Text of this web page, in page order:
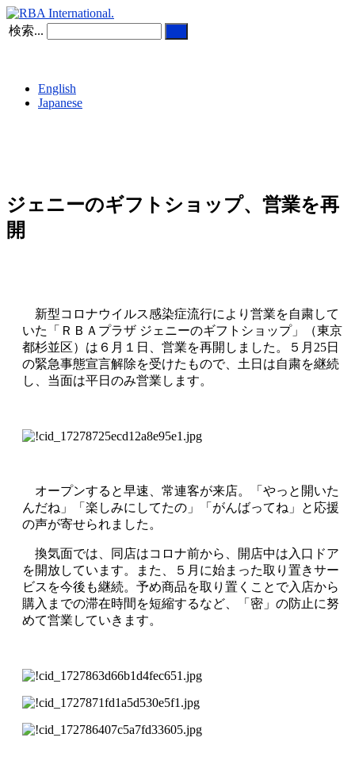
検索...
English
Japanese
ジェニーのギフトショップ、営業を再
開
新型コロナウイルス感染症流行により営業を自粛して
いた「ＲＢＡプラザ ジェニーのギフトショップ」（東京
都杉並区）は６月１日、営業を再開しました。５月25日
の緊急事態宣言解除を受けたもので、土日は自粛を継続
し、当面は平日のみ営業します。
オープンすると早速、常連客が来店。「やっと開いた
んだね」「楽しみにしてたの」「がんばってね」と応援
の声が寄せられました。
換気面では、同店はコロナ前から、開店中は入口ドア
を開放しています。また、５月に始まった取り置きサー
ビスを今後も継続。予め商品を取り置くことで入店から
購入までの滞在時間を短縮するなど、「密」の防止に努
めて営業していきます。